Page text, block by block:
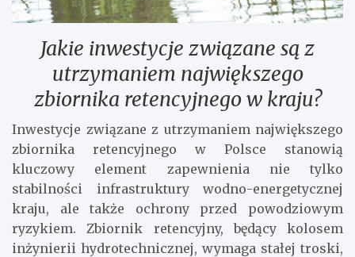
Jakie inwestycje związane są z
utrzymaniem największego
zbiornika retencyjnego w kraju?
Inwestycje związane z utrzymaniem największego
zbiornika retencyjnego w Polsce stanowią
kluczowy element zapewnienia nie tylko
stabilności infrastruktury wodno-energetycznej
kraju, ale także ochrony przed powodziowym
ryzykiem. Zbiornik retencyjny, będący kolosem
inżynierii hydrotechnicznej, wymaga stałej troski,